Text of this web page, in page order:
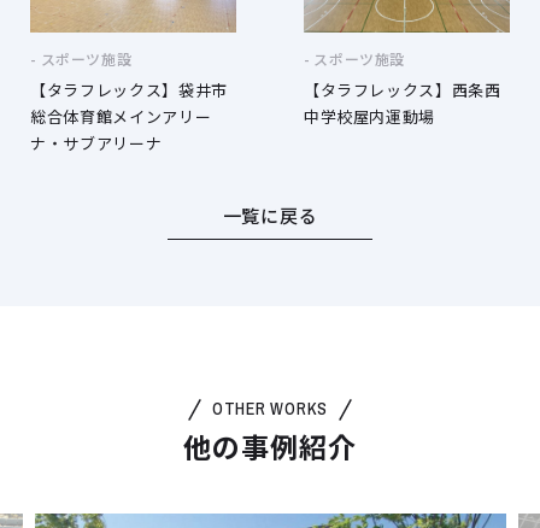
スポーツ施設
【タラフレックス】袋井市
総合体育館メインアリー
ナ・サブアリーナ
スポーツ施設
【タラフレックス】西条西
中学校屋内運動場
一覧に戻る
OTHER WORKS
他の事例紹介